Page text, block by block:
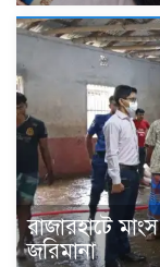
রাজারহাটে
জরিমানা